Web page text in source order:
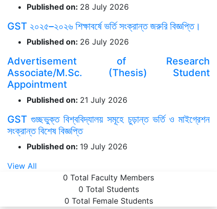
Published on: 28 July 2026
GST ২০২৫–২০২৬ শিক্ষাবর্ষে ভর্তি সংক্রান্ত জরুরি বিজ্ঞপ্তি।
Published on: 26 July 2026
Advertisement of Research
Associate/M.Sc. (Thesis) Student
Appointment
Published on: 21 July 2026
GST গুচ্ছভুক্ত বিশ্ববিদ্যালয় সমূহে চুড়ান্ত ভর্তি ও মাইগ্রেশন
সংক্রান্ত বিশেষ বিজ্ঞপ্তি
Published on: 19 July 2026
View All
0 Total Faculty Members
0 Total Students
0 Total Female Students